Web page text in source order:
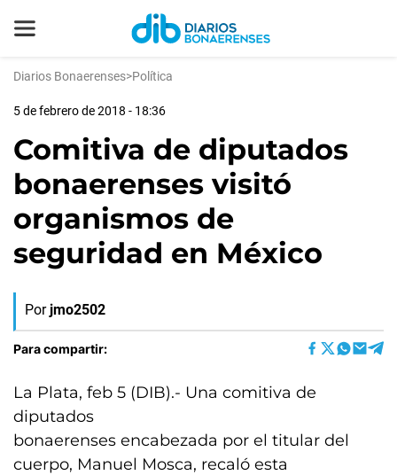
Diarios Bonaerenses>Política
5 de febrero de 2018 - 18:36
Comitiva de diputados
bonaerenses visitó
organismos de
seguridad en México
Por jmo2502
Para compartir:
La Plata, feb 5 (DIB).- Una comitiva de
diputados
bonaerenses encabezada por el titular del
cuerpo, Manuel Mosca, recaló esta